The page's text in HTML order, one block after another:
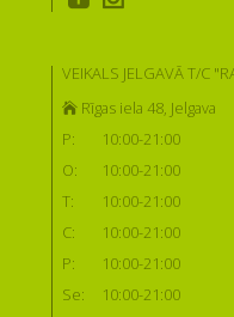
VEIKALS JELGAVĀ T/C
Rīgas iela 48, Jelgava
P:
10:00-21:00
O:
10:00-21:00
T:
10:00-21:00
C:
10:00-21:00
P:
10:00-21:00
Se:
10:00-21:00